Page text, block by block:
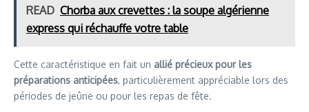
READ Chorba aux crevettes : la soupe algérienne
express qui réchauffe votre table
Cette caractéristique en fait un allié précieux pour les
préparations anticipées, particulièrement appréciable lors des
périodes de jeûne ou pour les repas de fête.